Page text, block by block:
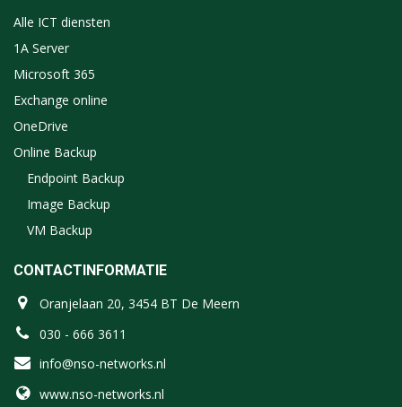
Alle ICT diensten
1A Server
Microsoft 365
Exchange online
OneDrive
Online Backup
Endpoint Backup
Image Backup
VM Backup
CONTACTINFORMATIE
Oranjelaan 20, 3454 BT De Meern
030 - 666 3611
info@nso-networks.nl
www.nso-networks.nl